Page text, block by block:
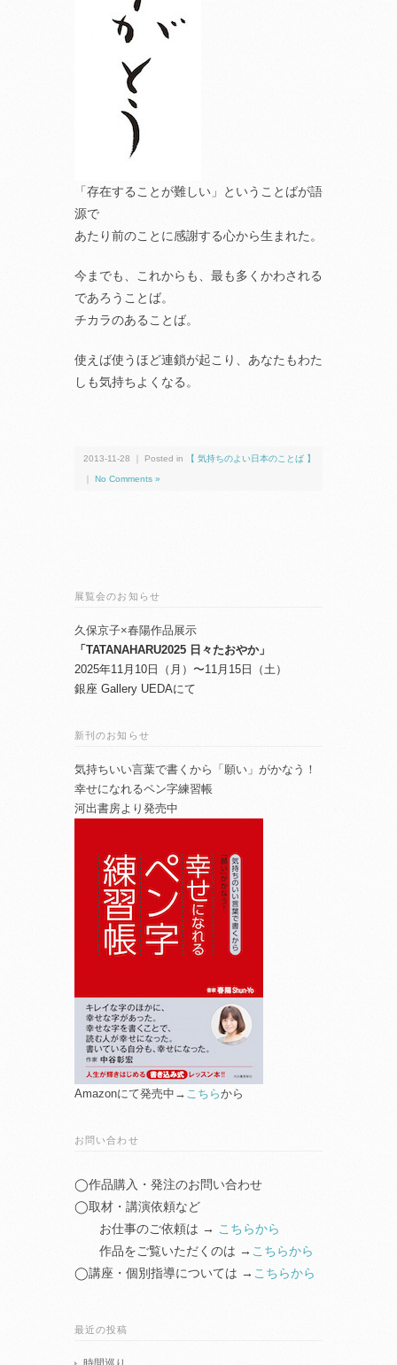
「存在することが難しい」ということばが語
源で
あたり前のことに感謝する心から生まれた。
今までも、これからも、最も多くかわされる
であろうことば。
チカラのあることば。
使えば使うほど連鎖が起こり、あなたもわた
しも気持ちよくなる。
2013-11-28 ｜ Posted in 【 気持ちのよい日本のことば 】
No Comments »
展覧会のお知らせ
久保京子×春陽作品展示
「TATANAHARU2025 日々たおやか」
2025年11月10日（月）〜11月15日（土）
銀座 Gallery UEDAにて
新刊のお知らせ
気持ちいい言葉で書くから「願い」がかなう！
幸せになれるペン字練習帳
河出書房より発売中
Amazonにて発売中→ こちらから
お問い合わせ
◯作品購入・発注のお問い合わせ
◯取材・講演依頼など
お仕事のご依頼は → こちらから
作品をご覧いただくのは → こちらから
◯講座・個別指導については → こちらから
最近の投稿